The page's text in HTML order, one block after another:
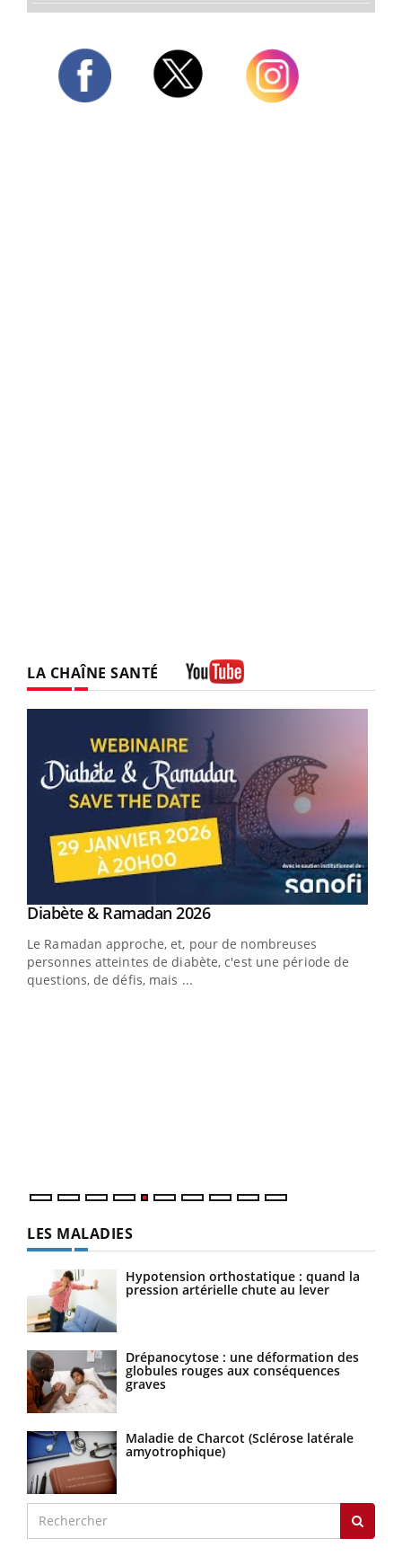
LA CHAÎNE SANTÉ
Youtube
Diabète & Ramadan 2026Youtube
Le Ramadan approche, et, pour de nombreuses
personnes atteintes de diabète, c'est une période de
questions, de défis, mais ...
LES MALADIES
Hypotension orthostatique : quand la
pression artérielle chute au lever
Drépanocytose : une déformation des
globules rouges aux conséquences
graves
Maladie de Charcot (Sclérose latérale
amyotrophique)